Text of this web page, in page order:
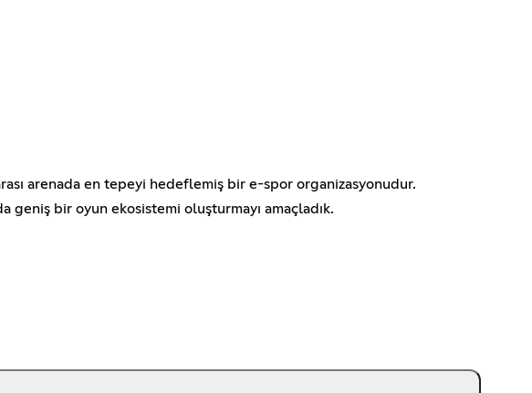
arenada en tepeyi hedeflemiş bir e-spor organizasyonudur.
geniş bir oyun ekosistemi oluşturmayı amaçladık.